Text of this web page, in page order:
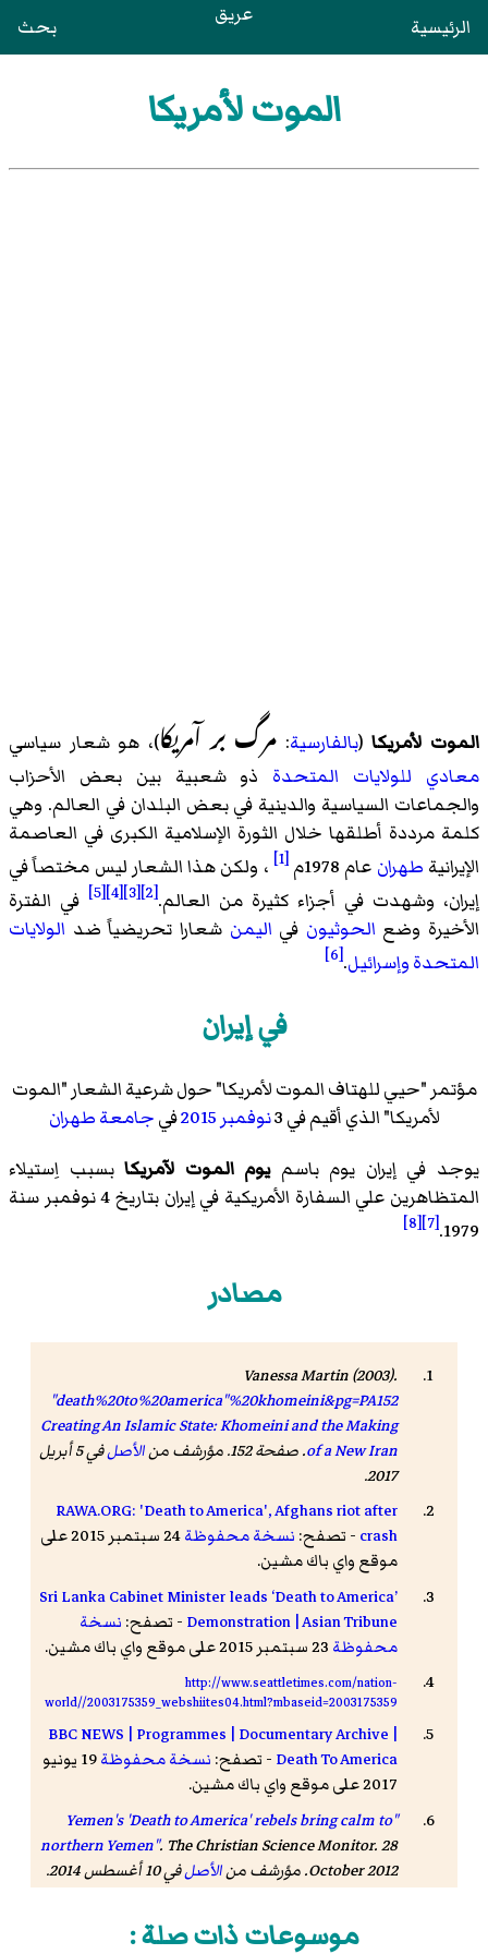
الرئيسية عريق بحث
الموت لأمريكا
الموت لأمريكا(بالفارسية: مرگ بر آمريكا)، هو شعار سياسي
معادي للولايات المتحدة ذو شعبية بين بعض الأحزاب
والجماعات السياسية والدينية في بعض البلدان في العالم. وهي
كلمة مرددة أطلقها خلال الثورة الإسلامية الكبرى في العاصمة
الإيرانية طهران عام 1978م [1]
، ولكن هذا الشعار ليس مختصاً في
إيران، وشهدت في أجزاء كثيرة من العالم.[2]
[3]
[4]
[5]
في الفترة
الأخيرة وضع الحوثيون في اليمن شعارا تحريضياً ضد الولايات
المتحدةوإسرائيل.
[6]
في إيران
مؤتمر "حيي للهتاف الموت لأمريكا" حول شرعية الشعار "الموت
لأمريكا" الذي أقيم في 3 نوفمبر 2015فيجامعة طهران
يوجد في إيران يوم باسميوم الموت لآمريكابسبب اِستيلاء
المتظاهرين علي السفارة الأمريكية في إيران بتاريخ 4 نوفمبر سنة
1979.
[7]
[8]
مصادر
Vanessa Martin (2003).
"death%20to%20america"%20khomeini&pg=PA152
Creating An Islamic State: Khomeini and the Making
of a New Iran. صفحة 152. مؤرشف من الأصل
في 5 أبريل
2017.
RAWA.ORG: 'Death to America', Afghans riot after
crash - تصفح: نسخة محفوظة
24 سبتمبر 2015 على
موقع واي باك مشين.
Sri Lanka Cabinet Minister leads ‘Death to America’
Demonstration | Asian Tribune - تصفح: نسخة
محفوظة
http://www.seattletimes.com/nation-
world//2003175359_webshiites04.html?mbaseid=2003175359
BBC NEWS | Programmes | Documentary Archive |
Death To America - تصفح: نسخة محفوظة
19 يونيو
2017 على موقع واي باك مشين.
"Yemen's 'Death to America' rebels bring calm to
northern Yemen". The Christian Science Monitor. 28
October 2012. مؤرشف من
الأصلفي 10 أغسطس 2014.
محفوظة15 ديسمبر 2019 على موقع واي باك مشين.
موسوعات ذات صلة :